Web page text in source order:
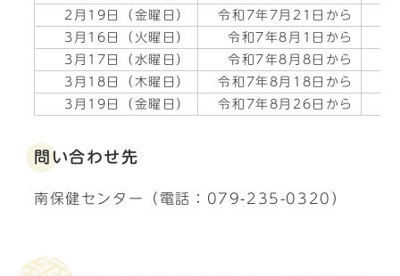
2月19日（金曜日）
令和7年7月21日から
3月16日（火曜日）
令和7年8月1日から
3月17日（水曜日）
令和7年8月8日から
3月18日（木曜日）
令和7年8月18日から
3月19日（金曜日）
令和7年8月26日から
問い合わせ先
南保健センター（電話：079-235-0320）